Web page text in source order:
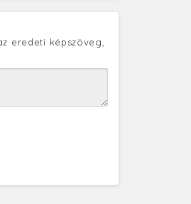
eredeti képszöveg,